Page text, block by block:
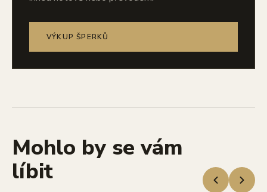
VÝKUP ŠPERKŮ
Mohlo by se vám
líbit